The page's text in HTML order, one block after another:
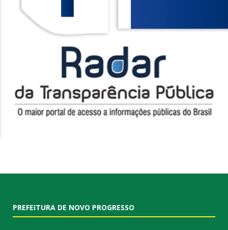
PREFEITURA DE NOVO PROGRESSO